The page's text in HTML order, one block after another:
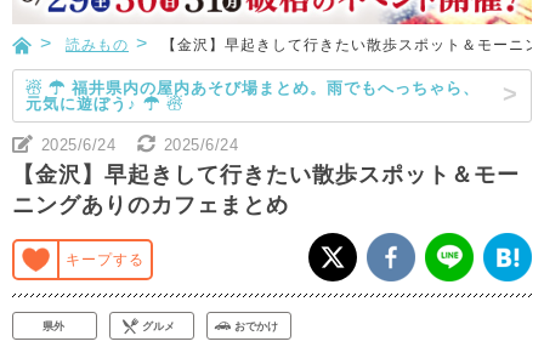
読みもの 【金沢】早起きして行きたい散歩スポット＆モーニ
☃ ☂ 福井県内の屋内あそび場まとめ。雨でもへっちゃら、
元気に遊ぼう♪ ☂ ☃
2025/6/24 2025/6/24
【金沢】早起きして行きたい散歩スポット＆モー
ニングありのカフェまとめ
キープする
県外 グルメ おでかけ